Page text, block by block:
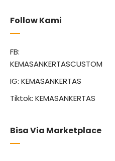
Follow Kami
FB:
KEMASANKERTASCUSTOM
IG: KEMASANKERTAS
Tiktok: KEMASANKERTAS
Bisa Via Marketplace